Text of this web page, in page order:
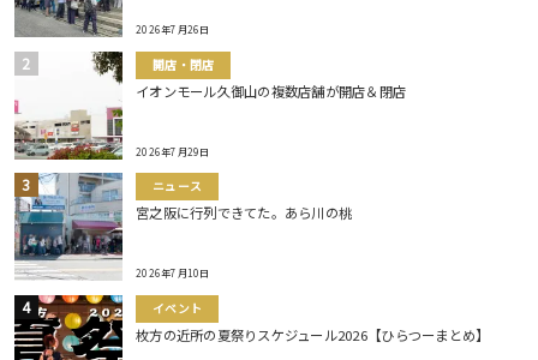
2026年7月26日
開店・閉店
イオンモール久御山の複数店舗が開店＆閉店
2026年7月29日
ニュース
宮之阪に行列できてた。あら川の桃
2026年7月10日
イベント
枚方の近所の夏祭りスケジュール2026【ひらつーまとめ】